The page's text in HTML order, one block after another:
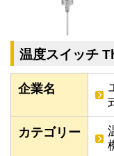
温度スイッチ
企業名
カテゴリー